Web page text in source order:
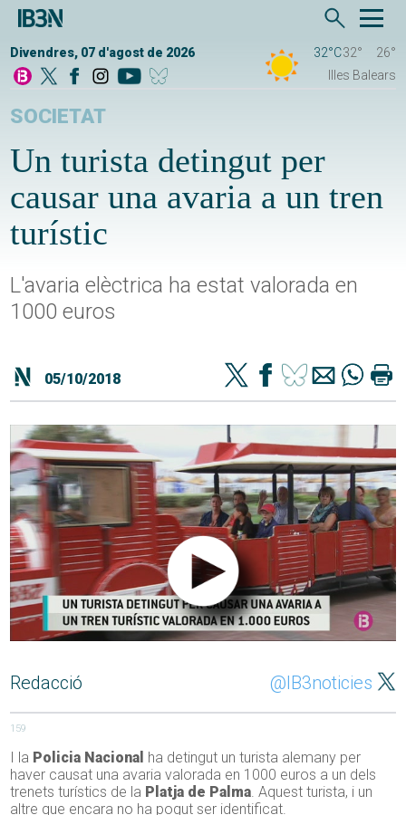
Divendres, 07 d'agost de 2026 32°C32°
26°
Illes Balears
SOCIETAT
Un turista detingut per
causar una avaria a un tren
turístic
L'avaria elèctrica ha estat valorada en
1000 euros
05/10/2018
Redacció @IB3noticies
159
I la Policia Nacional ha detingut un turista alemany per
haver causat una avaria valorada en 1000 euros a un dels
trenets turístics de la Platja de Palma. Aquest turista, i un
altre que encara no ha pogut ser identificat.